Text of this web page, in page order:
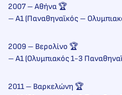
2007 – Αθήνα 🏆
– Α1 (Παναθηναϊκός –
2009 – Βερολίνο 🏆
– Α1 (Ολυμπιακός 1-3
2011 – Βαρκελώνη 🏆